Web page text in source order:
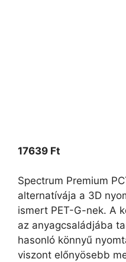
17639 Ft
Spectrum Premium
alternatívája a 3D
ismert PET-G-nek. A
az anyagcsaládjába
hasonló könnyű
viszont előnyösebb